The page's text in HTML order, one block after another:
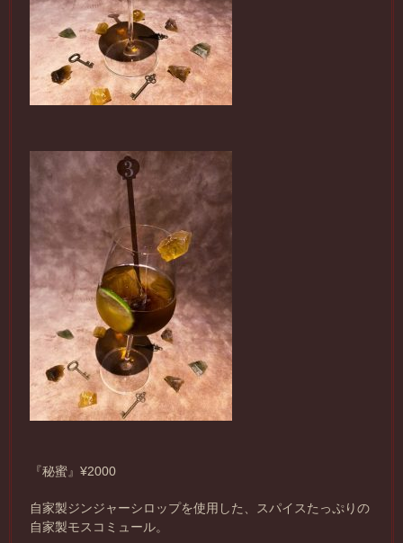
『秘蜜』¥2000
自家製ジンジャーシロップを使用した、スパイスたっぷりの
自家製モスコミュール。